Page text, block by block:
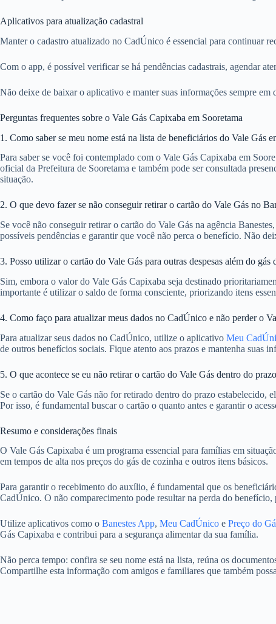
Aplicativos para atualização cadastral
Manter o cadastro atualizado no CadÚnico é essencial para continuar
Com o app, é possível verificar se há pendências cadastrais, agendar
Não deixe de baixar o aplicativo e manter suas informações sempre
Perguntas frequentes sobre o Vale Gás Capixaba em Sooretama
1. Como saber se meu nome está na lista de beneficiários do Vale Gás
Para saber se você foi contemplado com o Vale Gás Capixaba em
oficial da Prefeitura de Sooretama e também pode ser consultada
situação.
2. O que devo fazer se não conseguir retirar o cartão do Vale Gás no
Se você não conseguir retirar o cartão do Vale Gás na agência
possíveis pendências e garantir que você não perca o benefício. Não
3. Posso utilizar o cartão do Vale Gás para outras despesas além do gás
Sim, embora o valor do Vale Gás Capixaba seja destinado
importante é utilizar o saldo de forma consciente, priorizando itens
4. Como faço para atualizar meus dados no CadÚnico e não perder o
Para atualizar seus dados no CadÚnico, utilize o aplicativo Meu
de outros benefícios sociais. Fique atento aos prazos e mantenha suas
5. O que acontece se eu não retirar o cartão do Vale Gás dentro do
Se o cartão do Vale Gás não for retirado dentro do prazo
Por isso, é fundamental buscar o cartão o quanto antes e garantir o
Resumo e considerações finais
O Vale Gás Capixaba é um programa essencial para famílias em
em tempos de alta nos preços do gás de cozinha e outros itens básicos.
Para garantir o recebimento do auxílio, é fundamental que os
CadÚnico. O não comparecimento pode resultar na perda do benefício,
Utilize aplicativos como o Banestes App, Meu CadÚnico e Preço do
Gás Capixaba e contribui para a segurança alimentar da sua família.
Não perca tempo: confira se seu nome está na lista, reúna os
Compartilhe esta informação com amigos e familiares que também